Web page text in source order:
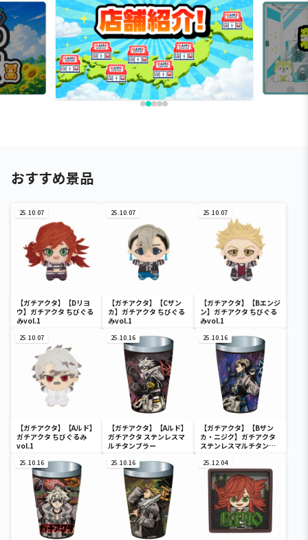
おすすめ景品
25.10.07
【ガチアクタ】【Dリヨ
ウ】ガチアクタ ちびぐる
みvol.1
25.10.07
【ガチアクタ】【Cザン
カ】ガチアクタ ちびぐる
みvol.1
25.10.07
【ガチアクタ】【Bエンジ
ン】ガチアクタ ちびぐる
みvol.1
25.10.07
【ガチアクタ】【Aルド】
ガチアクタ ちびぐるみ
vol.1
25.10.16
【ガチアクタ】【Aルド】
ガチアクタ ステンレスマ
ルチタンブラー
25.10.16
【ガチアクタ】【Bザン
カ・ニジク】ガチアクタ
ステンレスマルチタンブ
25.10.16 25.10.16 25.12.04